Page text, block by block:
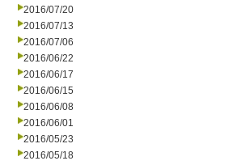
2016/07/20
2016/07/13
2016/07/06
2016/06/22
2016/06/17
2016/06/15
2016/06/08
2016/06/01
2016/05/23
2016/05/18